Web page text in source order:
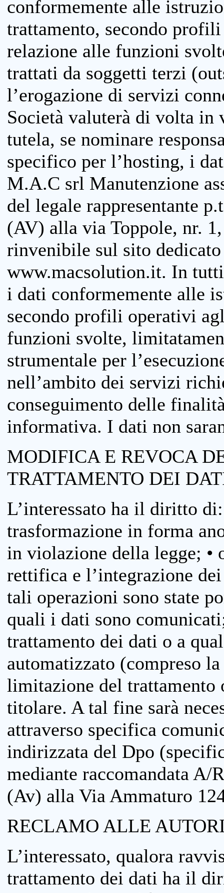
conformemente alle
trattamento, secondo
relazione alle funzioni
trattati da soggetti terzi
l’erogazione di servizi
Società valuterà di volta in
tutela, se nominare
specifico per l’hosting, i
M.A.C srl Manutenzione
del legale rappresentante
(AV) alla via Toppole, nr.
rinvenibile sul sito
www.macsolution.it. In
i dati conformemente alle
secondo profili operativi
funzioni svolte,
strumentale per
nell’ambito dei servizi
conseguimento delle
informativa. I dati non
MODIFICA E REVOCA
TRATTAMENTO DEI
L’interessato ha il diritto
trasformazione in forma
in violazione della legge; •
rettifica e l’integrazione
tali operazioni sono state
quali i dati sono
trattamento dei dati o a
automatizzato (compreso
limitazione del trattamento
titolare. A tal fine sarà
attraverso specifica
indirizzata del Dpo
mediante raccomandata
(Av) alla Via Ammaturo
RECLAMO ALLE
L’interessato, qualora
trattamento dei dati ha il